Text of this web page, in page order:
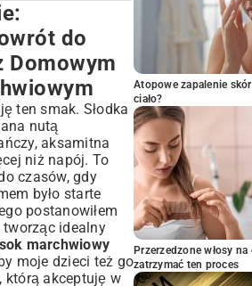
Powrót do
Sokiem
Sok Marchwiowy
Domowy Sok
na Twój Sok
Kroku – Opanuj
– Wskazówki i
Urozmaicić
i Pomarańczą
do
Domowym
ten smak. Słodka
nutą
aksamitna
niż napój. To
czasów, gdy
było starte
postanowiłem
idealny
marchwiowy
moje dzieci też go
którą akceptuję w
Atopowe zapalenie
ciało?
Przerzedzone włosy
zatrzymać ten proces